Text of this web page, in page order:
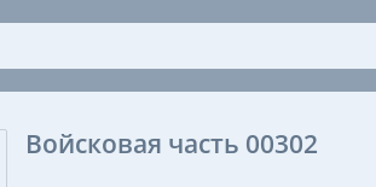
Войсковая часть 00302